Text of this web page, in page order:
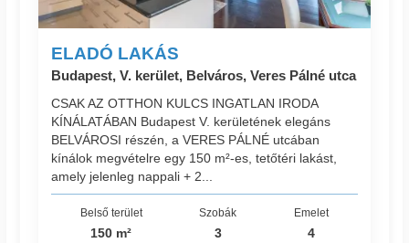
ELADÓ LAKÁS
Budapest, V. kerület, Belváros, Veres Pálné utca
CSAK AZ OTTHON KULCS INGATLAN IRODA
KÍNÁLATÁBAN Budapest V. kerületének elegáns
BELVÁROSI részén, a VERES PÁLNÉ utcában
kínálok megvételre egy 150 m²-es, tetőtéri lakást,
amely jelenleg nappali + 2...
Belső terület
150 m²
Szobák
3
Emelet
4